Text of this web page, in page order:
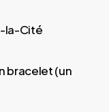
la-Cité
bracelet (un